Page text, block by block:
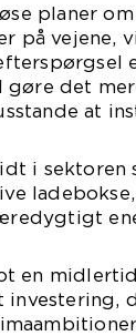
planer
på vejene,
gøre det
at
i sektoren
en
investering,